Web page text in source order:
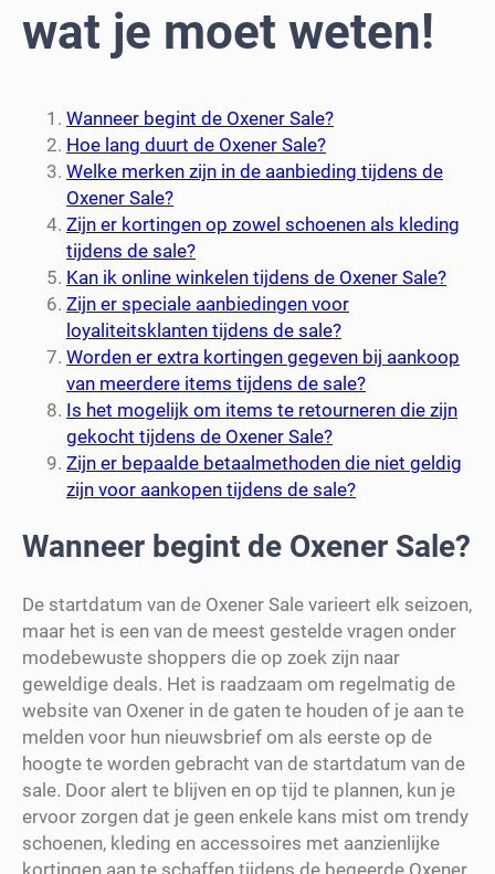
wat je moet weten!
Wanneer begint de Oxener Sale?
Hoe lang duurt de Oxener Sale?
Welke merken zijn in de aanbieding tijdens de
Oxener Sale?
Zijn er kortingen op zowel schoenen als kleding
tijdens de sale?
Kan ik online winkelen tijdens de Oxener Sale?
Zijn er speciale aanbiedingen voor
loyaliteitsklanten tijdens de sale?
Worden er extra kortingen gegeven bij aankoop
van meerdere items tijdens de sale?
Is het mogelijk om items te retourneren die zijn
gekocht tijdens de Oxener Sale?
Zijn er bepaalde betaalmethoden die niet geldig
zijn voor aankopen tijdens de sale?
Wanneer begint de Oxener Sale?
De startdatum van de Oxener Sale varieert elk seizoen,
maar het is een van de meest gestelde vragen onder
modebewuste shoppers die op zoek zijn naar
geweldige deals. Het is raadzaam om regelmatig de
website van Oxener in de gaten te houden of je aan te
melden voor hun nieuwsbrief om als eerste op de
hoogte te worden gebracht van de startdatum van de
sale. Door alert te blijven en op tijd te plannen, kun je
ervoor zorgen dat je geen enkele kans mist om trendy
schoenen, kleding en accessoires met aanzienlijke
kortingen aan te schaffen tijdens de begeerde Oxener